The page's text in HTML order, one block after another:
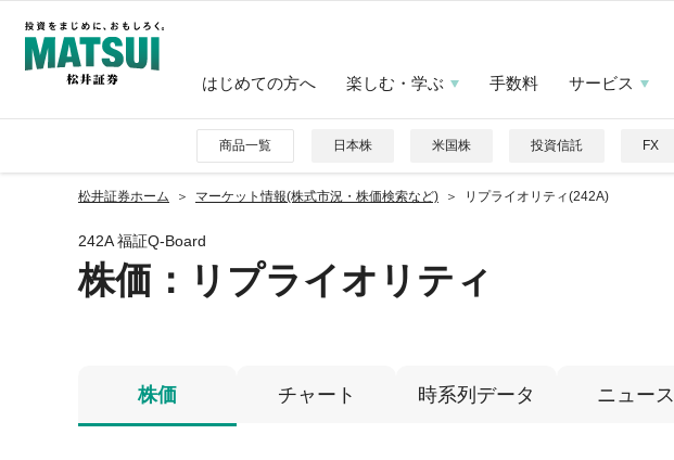
はじめての方へ 楽しむ・学ぶ 手数料 サービス
商品一覧 日本株 米国株 投資信託 FX
松井証券ホーム マーケット情報(株式市況・株価検索など) リプライオリティ(242A)
242A 福証Q-Board
株価 ：リプライオリティ
株価 チャート 時系列データ ニュース